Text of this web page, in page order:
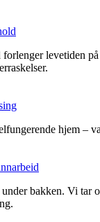
levetiden
hjem –
bakken. Vi tar